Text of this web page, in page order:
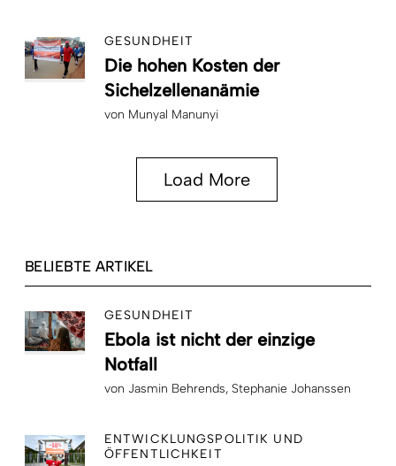
GESUNDHEIT
Die hohen Kosten der
Sichelzellenanämie
von Munyal Manunyi
Load More
BELIEBTE ARTIKEL
GESUNDHEIT
Ebola ist nicht der einzige
Notfall
von Jasmin Behrends Stephanie Johanssen
ENTWICKLUNGSPOLITIK UND
ÖFFENTLICHKEIT